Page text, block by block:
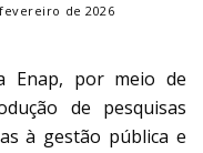
de 2026
Enap, por meio de
de pesquisas
à gestão pública e